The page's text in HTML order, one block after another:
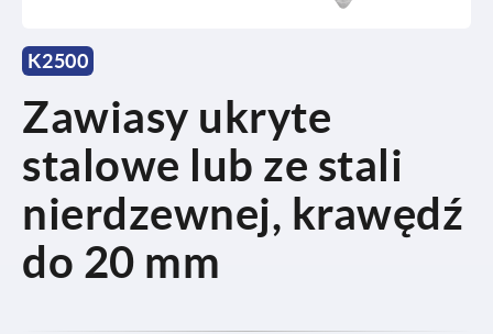
K2500
Zawiasy ukryte
stalowe lub ze stali
nierdzewnej, krawędź
do 20 mm